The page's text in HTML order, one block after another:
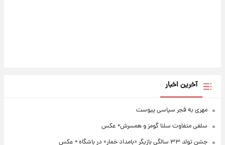
آخرین اخبار
مهری به فجر سپاسی پیوست
سلفی متفاوت سلنا گومز و همسرش+ عکس
جشن تولد ۳۳ سالگی بازیگر «بامداد خمار» در باشگاه + عکس